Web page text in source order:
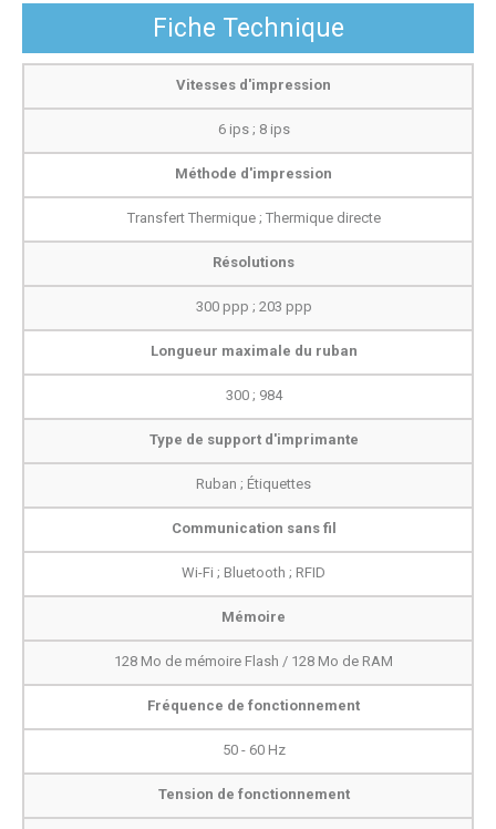
Fiche Technique
Vitesses d'impression
6 ips ; 8 ips
Méthode d'impression
Transfert Thermique ; Thermique directe
Résolutions
300 ppp ; 203 ppp
Longueur maximale du ruban
300 ; 984
Type de support d'imprimante
Ruban ; Étiquettes
Communication sans fil
Wi-Fi ; Bluetooth ; RFID
Mémoire
128 Mo de mémoire Flash / 128 Mo de RAM
Fréquence de fonctionnement
50 - 60 Hz
Tension de fonctionnement